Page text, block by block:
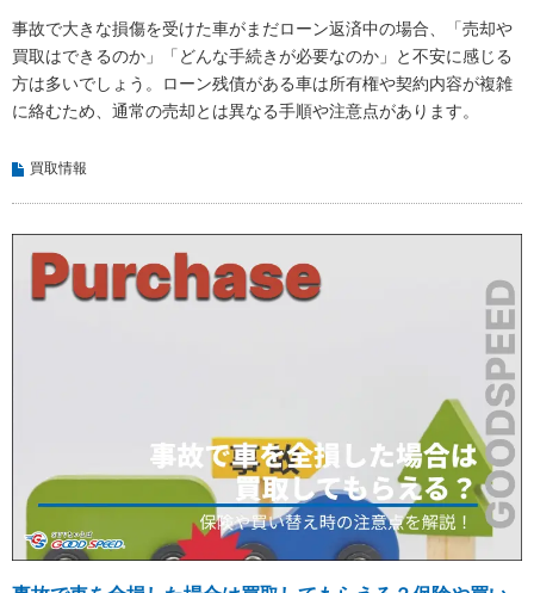
事故で大きな損傷を受けた車がまだローン返済中の場合、「売却や
買取はできるのか」「どんな手続きが必要なのか」と不安に感じる
方は多いでしょう。ローン残債がある車は所有権や契約内容が複雑
に絡むため、通常の売却とは異なる手順や注意点があります。
買取情報